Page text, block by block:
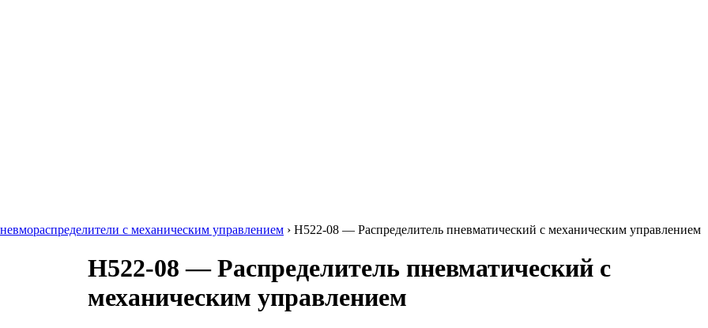
с механическим управлением › H522-08 — Распределитель пневматический с механическим управлением
H522-08 — Распределитель пневматический с
механическим управлением